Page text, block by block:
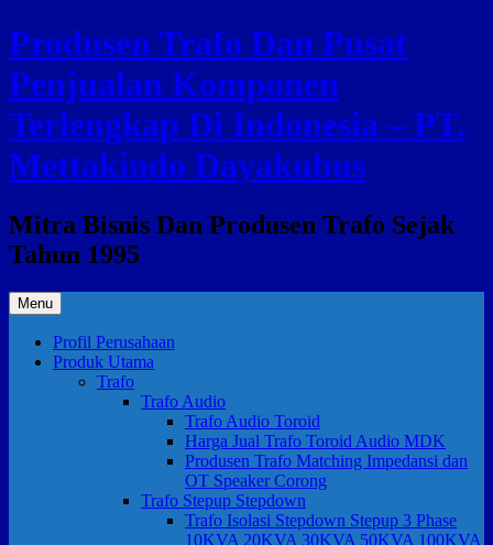
Skip
to
content
Produsen Trafo Dan Pusat
Penjualan Komponen
Terlengkap Di Indonesia – PT.
Mettakindo Dayakubus
Mitra Bisnis Dan Produsen Trafo Sejak
Tahun 1995
Menu
Profil Perusahaan
Produk Utama
Trafo
Trafo Audio
Trafo Audio Toroid
Harga Jual Trafo Toroid Audio MDK
Produsen Trafo Matching Impedansi dan
OT Speaker Corong
Trafo Stepup Stepdown
Trafo Isolasi Stepdown Stepup 3 Phase
10KVA 20KVA 30KVA 50KVA 100KVA